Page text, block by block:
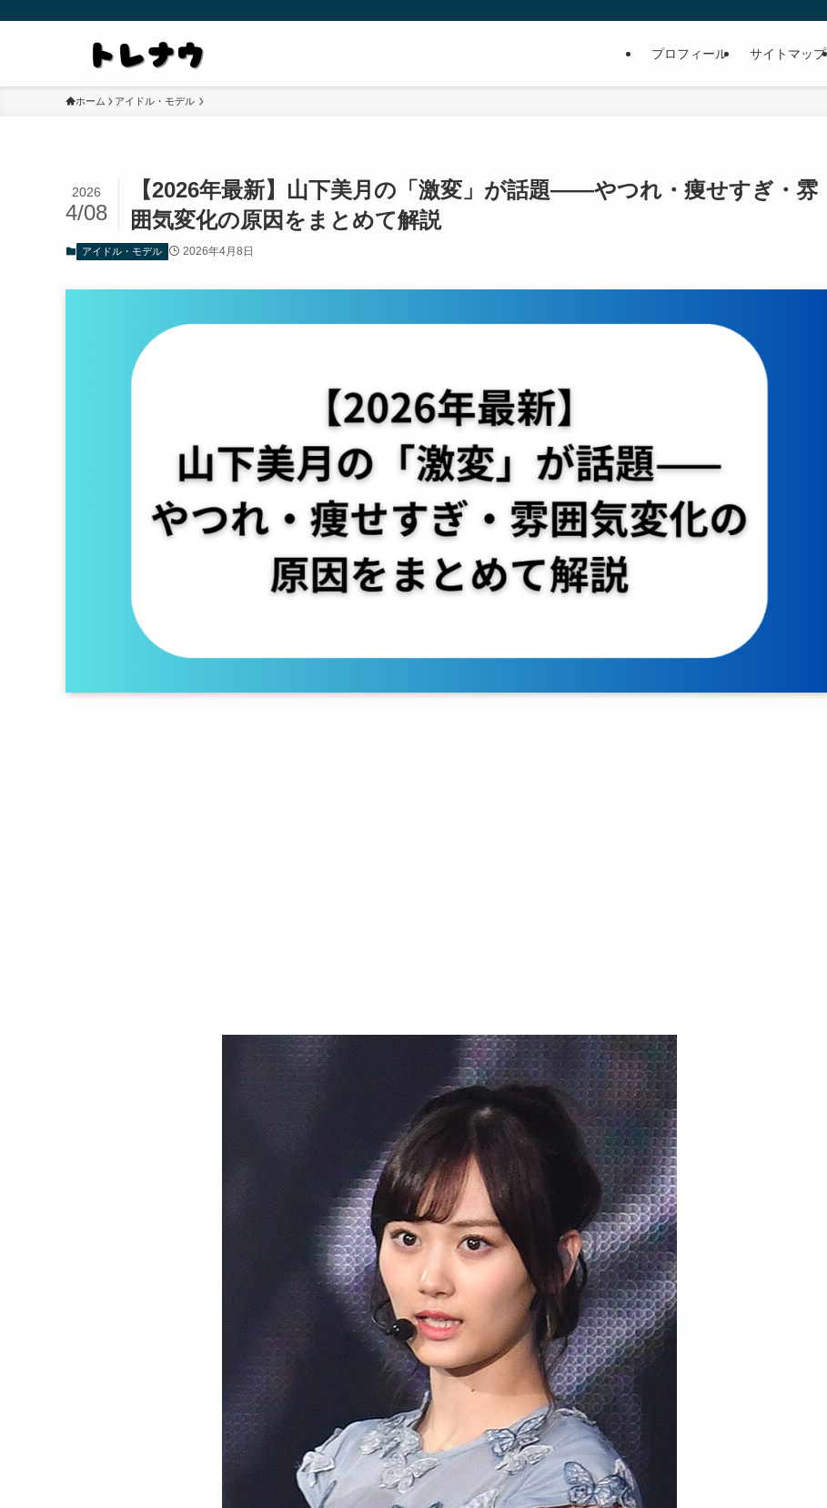
プロフィール サイトマップ
ホーム アイドル・モデル
【2026年最新】山下美月の「激変」が話題——やつれ・痩せすぎ・雰
囲気変化の原因をまとめて解説
2026
4/08
アイドル・モデル 2026年4月8日